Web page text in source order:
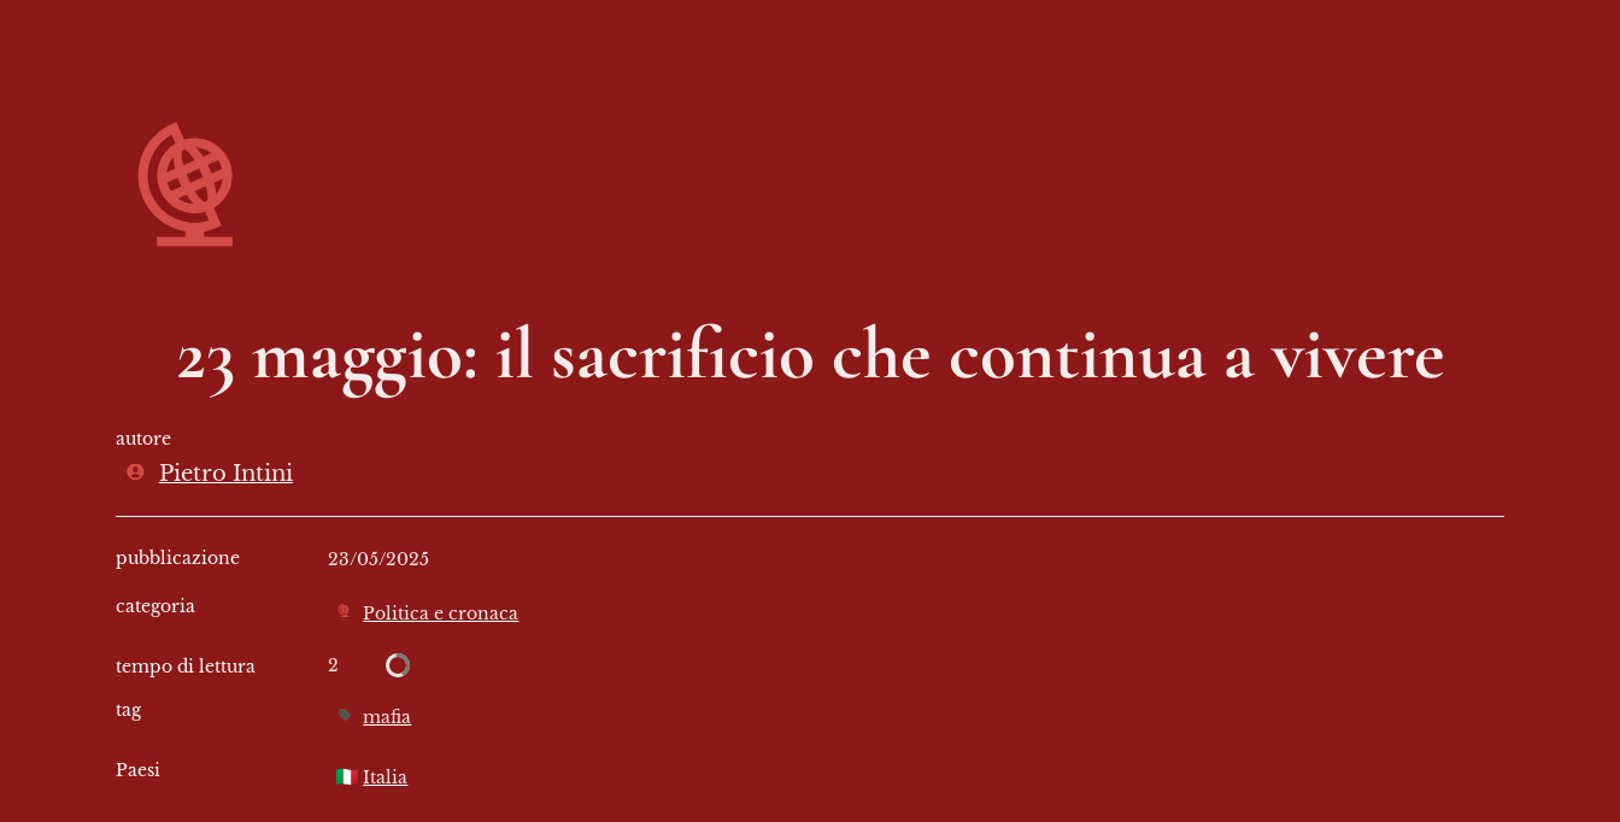
23 maggio: il sacrificio che continua a vivere
autore
Pietro Intini
pubblicazione 23/05/2025
categoria Politica e cronaca
tempo di lettura 2
tag mafia
Paesi 🇮🇹 Italia